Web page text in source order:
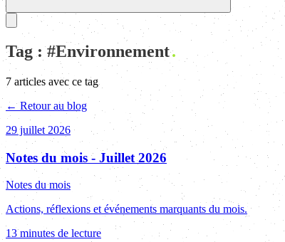
Tag : #Environnement
7 articles avec ce tag
← Retour au blog
29 juillet 2026
Notes du mois - Juillet 2026
Notes du mois
Actions, réflexions et événements marquants du mois.
13 minutes de lecture